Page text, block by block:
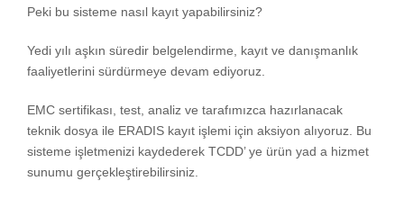
Peki bu sisteme nasıl kayıt yapabilirsiniz?
Yedi yılı aşkın süredir belgelendirme, kayıt ve danışmanlık
faaliyetlerini sürdürmeye devam ediyoruz.
EMC sertifikası, test, analiz ve tarafımızca hazırlanacak
teknik dosya ile ERADIS kayıt işlemi için aksiyon alıyoruz. Bu
sisteme işletmenizi kaydederek TCDD’ ye ürün yad a hizmet
sunumu gerçekleştirebilirsiniz.